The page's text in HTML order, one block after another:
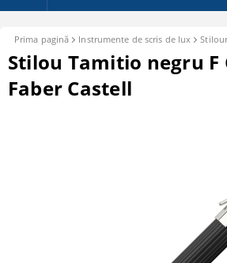
Prima pagină Instrumente de scris de lux
Stilou Tamitio negru F
Faber Castell